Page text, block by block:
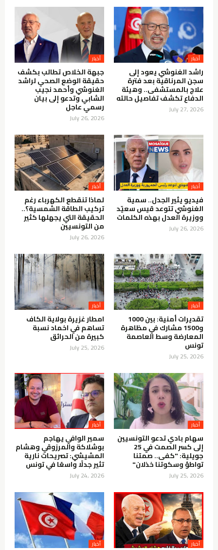
أخبار
راشد الغنوشي يعود إلى
سجن المرناقية بعد فترة
علاج بالمستشفى.. وهيئة
الدفاع تكشف تفاصيل حالته
July 27, 2026
أخبار
جبهة الخلاص تطالب بكشف
حقيقة الوضع الصحي لراشد
الغنوشي وأحمد نجيب
الشابي وتدعو إلى بيان
رسمي عاجل
July 26, 2026
أخبار
فيديو يثير الجدل.. سمية
الغنوشي تتوعد قيس سعيّد
ووزيرة العدل بهذه الكلمات
July 26, 2026
أخبار
لماذا تنقطع الكهرباء رغم
تركيب الطاقة الشمسية؟..
الحقيقة التي يجهلها كثير
من التونسيين
July 26, 2026
أخبار
تقديرات أمنية: بين 1000
و1500 مشارك في مظاهرة
المعارضة وسط العاصمة
تونس
July 25, 2026
أخبار
امطار غزيرة بولاية الكاف
تساهم في اخماد نسبة
كبيرة من الحرائق
July 25, 2026
أخبار
سهام بادي تدعو التونسيين
إلى كسر الصمت في 25
جويلية: "كفى.. صمتنا
تواطؤ وسكوتنا خذلان"
July 25, 2026
أخبار
سمير الوافي يهاجم
بوشلاكة والمرزوقي وهشام
المشيشي: تصريحات نارية
تثير جدلًا واسعًا في تونس
July 24, 2026
أخبار أخبار